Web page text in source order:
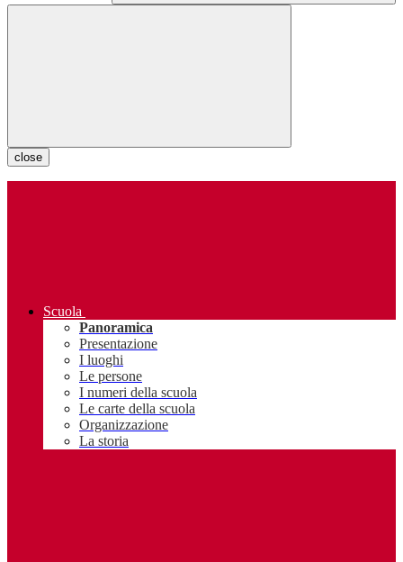
close
Scuola
Panoramica
Presentazione
I luoghi
Le persone
I numeri della scuola
Le carte della scuola
Organizzazione
La storia